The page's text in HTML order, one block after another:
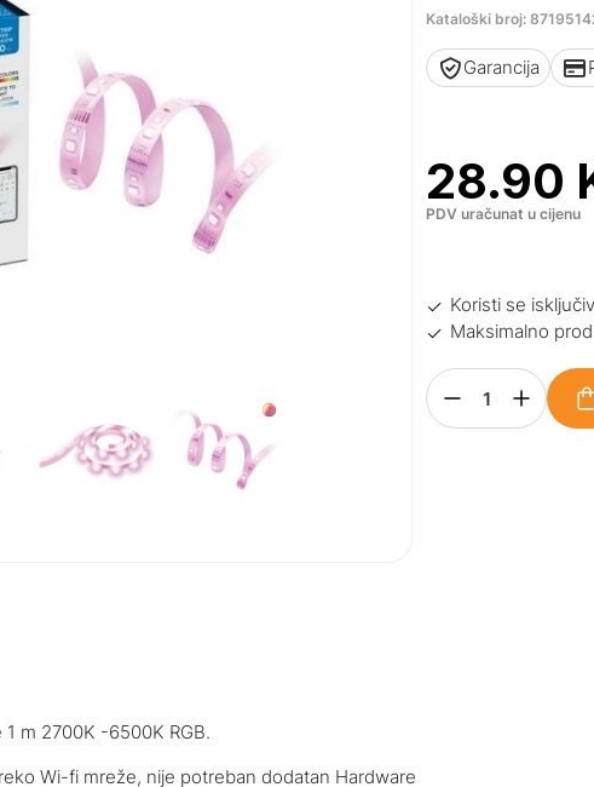
Kataloški broj:
Garancija
28.90
PDV uračunat u cijenu
Koristi se
Maksimalno
m 2700K -6500K RGB.
Wi-fi mreže, nije potreban dodatan Hardware